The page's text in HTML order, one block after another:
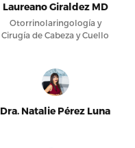
Laureano Giraldez MD
Otorrinolaringología y
Cirugía de Cabeza y Cuello
Dra. Natalie Pérez Luna